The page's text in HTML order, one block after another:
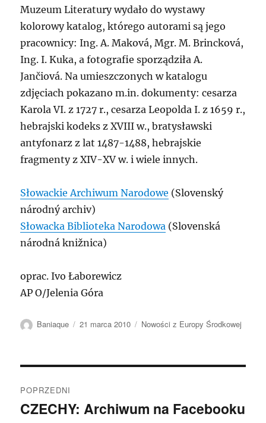
Muzeum Literatury wydało do wystawy
kolorowy katalog, którego autorami są jego
pracownicy: Ing. A. Maková, Mgr. M. Brincková,
Ing. I. Kuka, a fotografie sporządziła A.
Jančiová. Na umieszczonych w katalogu
zdjęciach pokazano m.in. dokumenty: cesarza
Karola VI. z 1727 r., cesarza Leopolda I. z 1659 r.,
hebrajski kodeks z XVIII w., bratysławski
antyfonarz z lat 1487-1488, hebrajskie
fragmenty z XIV-XV w. i wiele innych.
Słowackie Archiwum Narodowe (Slovenský
národný archiv)
Słowacka Biblioteka Narodowa (Slovenská
národná knižnica)
oprac. Ivo Łaborewicz
AP O/Jelenia Góra
Autor
Baniaque
Data
21 marca 2010 Kategorie
Nowości z Europy Środkowej
wpisu
POPRZEDNI
Poprzedni
CZECHY: Archiwum na Facebooku